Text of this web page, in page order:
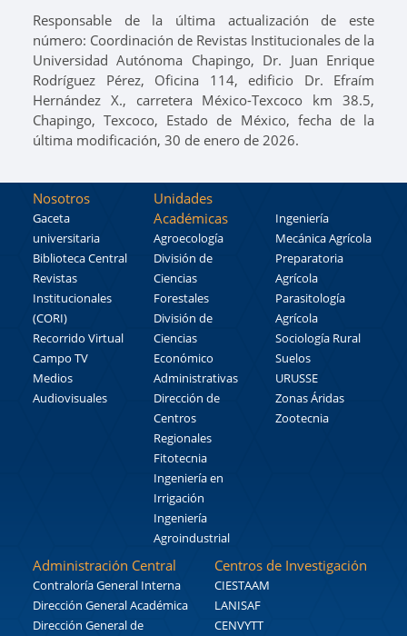
Responsable de la última actualización de este
número: Coordinación de Revistas Institucionales de la
Universidad Autónoma Chapingo, Dr. Juan Enrique
Rodríguez Pérez, Oficina 114, edificio Dr. Efraím
Hernández X., carretera México-Texcoco km 38.5,
Chapingo, Texcoco, Estado de México, fecha de la
última modificación, 30 de enero de 2026.
Nosotros
Gaceta
universitaria
Biblioteca Central
Revistas
Institucionales
(CORI)
Recorrido Virtual
Campo TV
Medios
Audiovisuales
Unidades
Académicas
Agroecología
División de
Ciencias
Forestales
División de
Ciencias
Económico
Administrativas
Dirección de
Centros
Regionales
Fitotecnia
Ingeniería en
Irrigación
Ingeniería
Agroindustrial
Ingeniería
Mecánica Agrícola
Preparatoria
Agrícola
Parasitología
Agrícola
Sociología Rural
Suelos
URUSSE
Zonas Áridas
Zootecnia
Administración Central
Contraloría General Interna
Dirección General Académica
Dirección General de
Centros de Investigación
CIESTAAM
LANISAF
CENVYTT